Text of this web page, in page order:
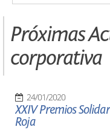
Próximas
corporativa
24/01/2020
XXIV Premios
Roja